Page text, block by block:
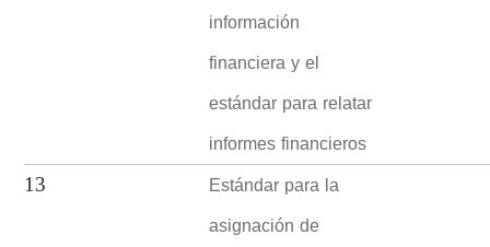
información
financiera y el
estándar para relatar
informes financieros
13
Estándar para la
asignación de